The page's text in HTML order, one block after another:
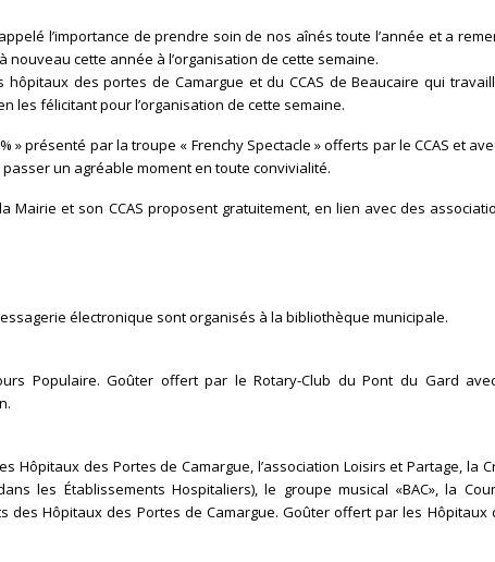
l’importance de prendre soin de nos aînés toute l’année et a
cette année à l’organisation de cette semaine.
des portes de Camargue et du CCAS de Beaucaire qui
les félicitant pour l’organisation de cette semaine.
» présenté par la troupe « Frenchy Spectacle » offerts par le CCAS et
un agréable moment en toute convivialité.
Mairie et son CCAS proposent gratuitement, en lien avec des
électronique sont organisés à la bibliothèque municipale.
Populaire. Goûter offert par le Rotary-Club du Pont du Gard
Hôpitaux des Portes de Camargue, l’association Loisirs et Partage, la
les Établissements Hospitaliers), le groupe musical «BAC», la
des Hôpitaux des Portes de Camargue. Goûter offert par les Hôpitaux